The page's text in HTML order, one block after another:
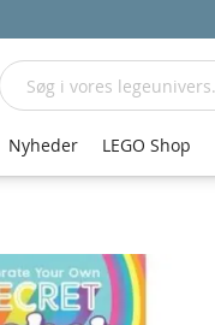
Søg
Nyheder LEGO Shop